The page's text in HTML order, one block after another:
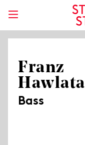
Franz
Hawlata
Bass